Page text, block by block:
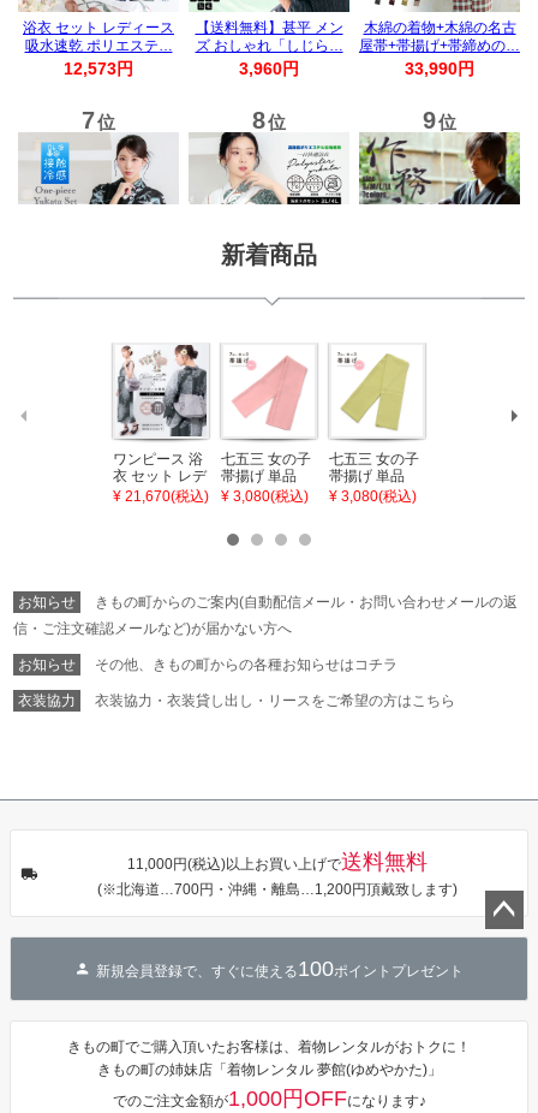
新着商品
ワンピース 浴
衣 セット レデ
ィース 吸水速
シェ）「ラン
タン・夜の葉
音・金継ぎ・
プ」Fサイズ
ワンピース 簡
単着付け 大人
¥ 21,670(税込)
七五三 女の子
帯揚げ 単品
「灰桃色」日
びあげ 和装 着
HI オリジナル
【メール便不
可】
¥ 3,080(税込)
七五三 女の子
帯揚げ 単品
「若葉色」日
HI オリジナル
【メール便不
¥ 3,080(税込)
HI オリジナル
【メール便不
お知らせ
きもの町からのご案内(自動配信メール・お問い合わせメールの返
信・ご注文確認メールなど)が届かない方へ
お知らせ その他、きもの町からの各種お知らせはコチラ
衣装協力 衣装協力・衣装貸し出し・リースをご希望の方はこちら
ペー
へ
11,000円(税込)以上お買い上げで送料無料
(※北海道…700円・沖縄・離島…1,200円頂戴致します)
新規会員登録で、すぐに使える100ポイントプレゼント
きもの町でご購入頂いたお客様は、着物レンタルがおトクに！
きもの町の姉妹店「着物レンタル 夢館(ゆめやかた)」
でのご注文金額が1,000円OFFになります♪